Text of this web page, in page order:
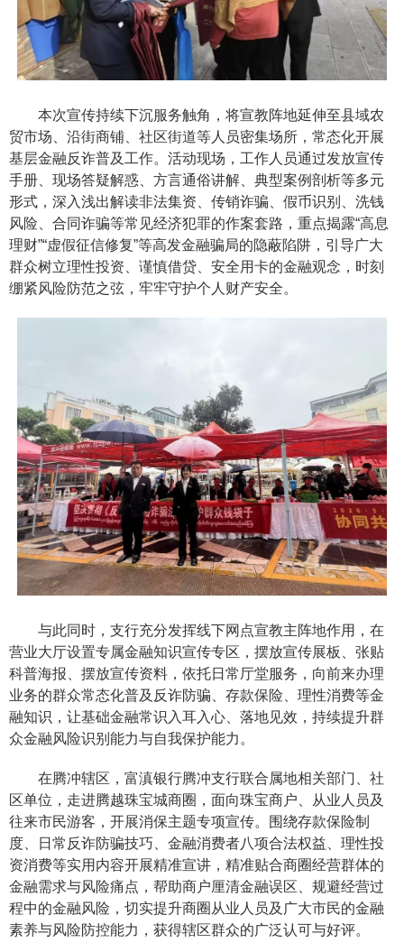
本次宣传持续下沉服务触角，将宣教阵地延伸至县域农
贸市场、沿街商铺、社区街道等人员密集场所，常态化开展
基层金融反诈普及工作。活动现场，工作人员通过发放宣传
手册、现场答疑解惑、方言通俗讲解、典型案例剖析等多元
形式，深入浅出解读非法集资、传销诈骗、假币识别、洗钱
风险、合同诈骗等常见经济犯罪的作案套路，重点揭露“高息
理财”“虚假征信修复”等高发金融骗局的隐蔽陷阱，引导广大
群众树立理性投资、谨慎借贷、安全用卡的金融观念，时刻
绷紧风险防范之弦，牢牢守护个人财产安全。
与此同时，支行充分发挥线下网点宣教主阵地作用，在
营业大厅设置专属金融知识宣传专区，摆放宣传展板、张贴
科普海报、摆放宣传资料，依托日常厅堂服务，向前来办理
业务的群众常态化普及反诈防骗、存款保险、理性消费等金
融知识，让基础金融常识入耳入心、落地见效，持续提升群
众金融风险识别能力与自我保护能力。
在腾冲辖区，富滇银行腾冲支行联合属地相关部门、社
区单位，走进腾越珠宝城商圈，面向珠宝商户、从业人员及
往来市民游客，开展消保主题专项宣传。围绕存款保险制
度、日常反诈防骗技巧、金融消费者八项合法权益、理性投
资消费等实用内容开展精准宣讲，精准贴合商圈经营群体的
金融需求与风险痛点，帮助商户厘清金融误区、规避经营过
程中的金融风险，切实提升商圈从业人员及广大市民的金融
素养与风险防控能力，获得辖区群众的广泛认可与好评。